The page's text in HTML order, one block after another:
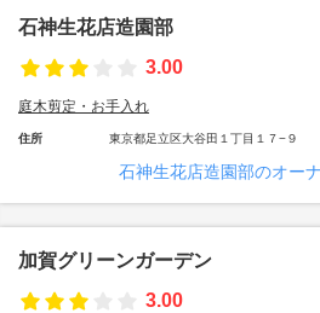
石神生花店造園部
3.00
庭木剪定・お手入れ
住所 東京都足立区大谷田１丁目１７−９
石神生花店造園部のオー
加賀グリーンガーデン
3.00